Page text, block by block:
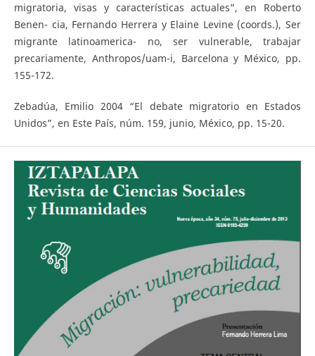
migratoria, visas y características actuales”, en Roberto
Benen- cia, Fernando Herrera y Elaine Levine (coords.), Ser
migrante latinoamerica- no, ser vulnerable, trabajar
precariamente, Anthropos/uam-i, Barcelona y México, pp.
155-172.
Zebadúa, Emilio 2004 “El debate migratorio en Estados
Unidos”, en Este País, núm. 159, junio, México, pp. 15-20.